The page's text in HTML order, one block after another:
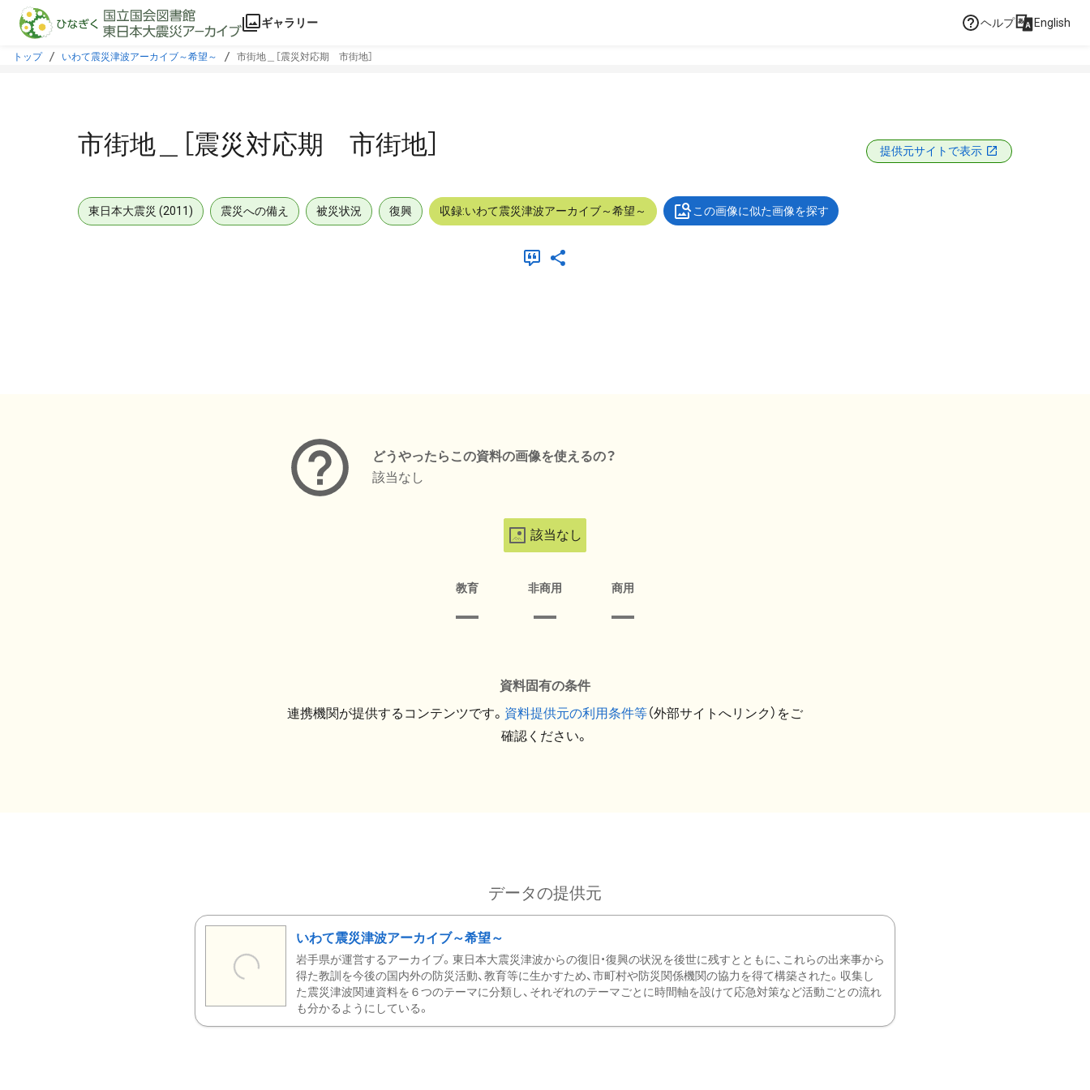
本文に飛ぶ
ギャラリー ヘルプ English
トップ いわて震災津波アーカイブ～希望～ 市街地＿［震災対応期 市街地］
市街地＿［震災対応期 市街地］ 提供元サイトで表示
東日本大震災 (2011) 震災への備え 被災状況 復興 収録:いわて震災津波アーカイブ～希望～ この画像に似た画像を探す
どうやったらこの資料の画像を使えるの？
該当なし
該当なし
教育 非商用 商用
資料固有の条件
連携機関が提供するコンテンツです。 資料提供元の利用条件等（外部サイトへリンク）をご
確認ください。
データの提供元
いわて震災津波アーカイブ～希望～
岩手県が運営するアーカイブ。東日本大震災津波からの復旧・復興の状況を後世に残すとともに、これらの出来事から
得た教訓を今後の国内外の防災活動、教育等に生かすため、市町村や防災関係機関の協力を得て構築された。収集し
た震災津波関連資料を６つのテーマに分類し、それぞれのテーマごとに時間軸を設けて応急対策など活動ごとの流れ
も分かるようにしている。